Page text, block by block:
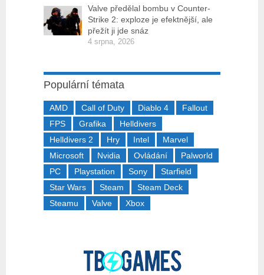
Valve předělal bombu v Counter-
Strike 2: exploze je efektnější, ale
přežít ji jde snáz
4 srpna, 2026
Populární témata
AMD Call of Duty Diablo 4
Fallout
FPS
Grafika
Helldivers
Helldivers 2
Hry Intel
Marvel
Microsoft
Nvidia Ovládání
Palworld
PC
Playstation Sony
Starfield
Star Wars
Steam
Steam Deck
Steamu
Valve Xbox